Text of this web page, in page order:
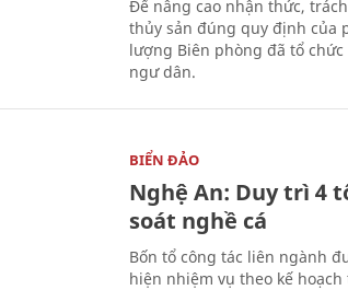
Để nâng cao nhận thức,
thủy sản đúng quy định của
lượng Biên phòng đã tổ
ngư dân.
BIỂN ĐẢO
Nghệ An: Duy trì 4
soát nghề cá
Bốn tổ công tác liên ngành
hiện nhiệm vụ theo kế